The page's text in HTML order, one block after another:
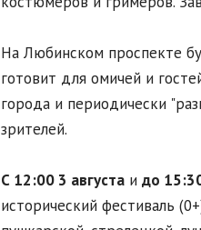
На Любинском проспекте
готовит для омичей и
города и периодически
зрителей.
С 12:00 3 августаи до
исторический фестиваль